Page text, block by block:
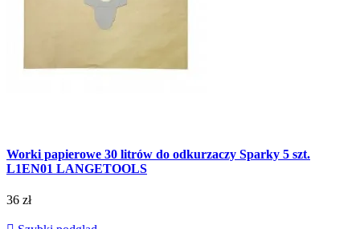
Worki papierowe 30 litrów do odkurzaczy Sparky 5 szt.
L1EN01 LANGETOOLS
36 zł